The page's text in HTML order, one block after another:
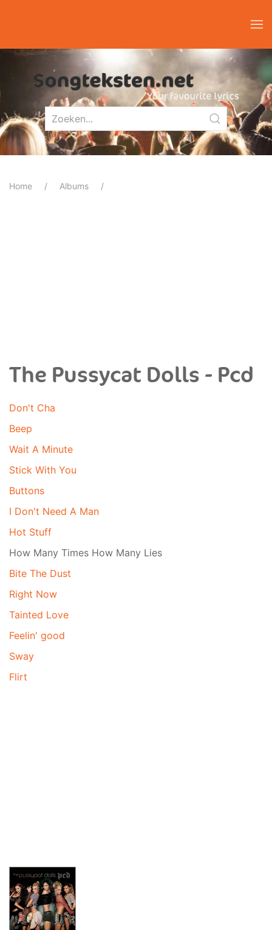
Home Albums
The Pussycat Dolls - Pcd
Don't Cha
Beep
Wait A Minute
Stick With You
Buttons
I Don't Need A Man
Hot Stuff
How Many Times How Many Lies
Bite The Dust
Right Now
Tainted Love
Feelin' good
Sway
Flirt